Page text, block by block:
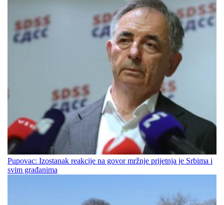
Pupovac: Izostanak reakcije na govor mržnje prijetnja je Srbima i
svim građanima